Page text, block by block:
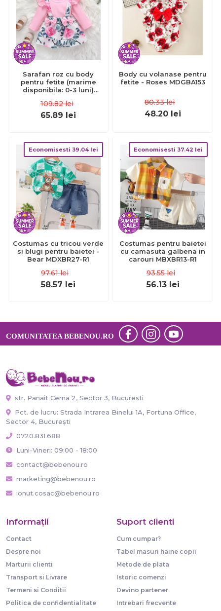
Sarafan roz cu body
pentru fetite (marime
disponibila: 0-3 luni)
109.82 lei
65.89 lei
Body cu volanase pentru
fetite - Roses MDGBA153
80.33 lei
48.20 lei
Economisesti 39.04 lei
Costumas cu tricou verde
si blugi pentru baietei -
Bear MDXBR27-R1
97.61 lei
58.57 lei
Economisesti 37.42 lei
Costumas pentru baietei
cu camasuta galbena in
carouri MBXBR13-R1
93.55 lei
56.13 lei
COMUNITATEA BEBENOU.RO
str. Panait Cerna 2, Sector 3, Bucuresti
Pct. de lucru: Strada Intrarea Binelui 1A, Fortuna Office,
Sector 4, București
0720.831.688
Luni-Vineri: 09:00 - 18:00
contact@bebenou.ro
marketing@bebenou.ro
ionut.cosac@bebenou.ro
Informaţii
Contact
Despre noi
Marturii clienti
Transport si Livrare
Termeni si Conditii
Politica de confidentialitate
Suport clienti
Cum cumpar?
Tabel masuri haine copii
Metode de plata
Istoric comenzi
Devino partener
Intrebari frecvente